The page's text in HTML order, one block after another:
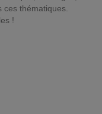
thématiques.
!